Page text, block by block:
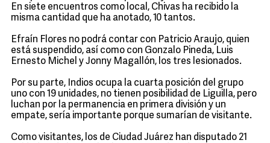
En siete encuentros como local, Chivas ha recibido la
misma cantidad que ha anotado, 10 tantos.
Efraín Flores no podrá contar con Patricio Araujo, quien
está suspendido, así como con Gonzalo Pineda, Luis
Ernesto Michel y Jonny Magallón, los tres lesionados.
Por su parte, Indios ocupa la cuarta posición del grupo
uno con 19 unidades, no tienen posibilidad de Liguilla, pero
luchan por la permanencia en primera división y un
empate, sería importante porque sumarían de visitante.
Como visitantes, los de Ciudad Juárez han disputado 21